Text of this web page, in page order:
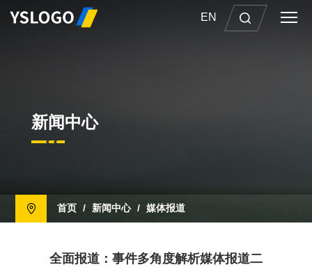
EN
新闻中心
首页 / 新闻中心 / 媒体报道
全面报道：事件多角度解析媒体报道二